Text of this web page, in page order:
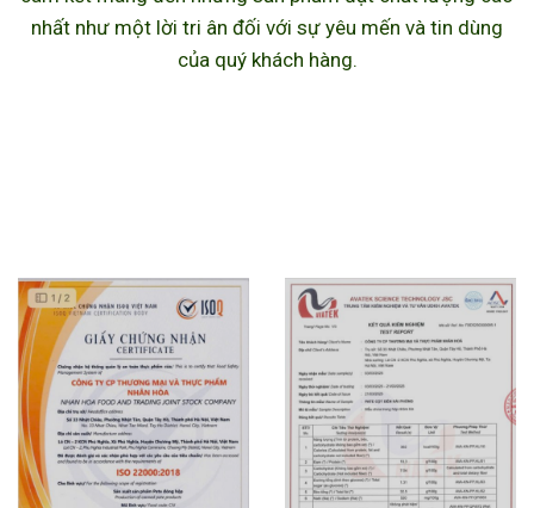
nhất như một lời tri ân đối với sự yêu mến và tin dùng
của quý khách hàng.